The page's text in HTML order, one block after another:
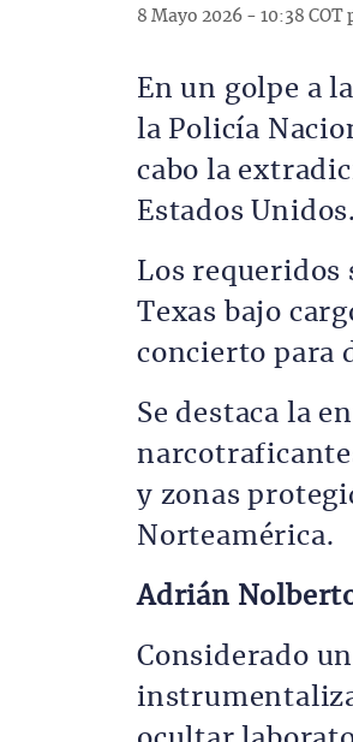
8 Mayo 2026 - 10:38 COT
En un golpe a
la Policía
cabo la
Estados Unidos.
Los
Texas bajo
concierto para
Se destaca la
y zonas
Norteamérica.
Adrián
Considerado